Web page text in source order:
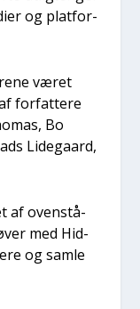
og plat­for­
været
for­fat­te­re
Bo
Lide­gaard,
af oven­stå­
med Hid­
og sam­le